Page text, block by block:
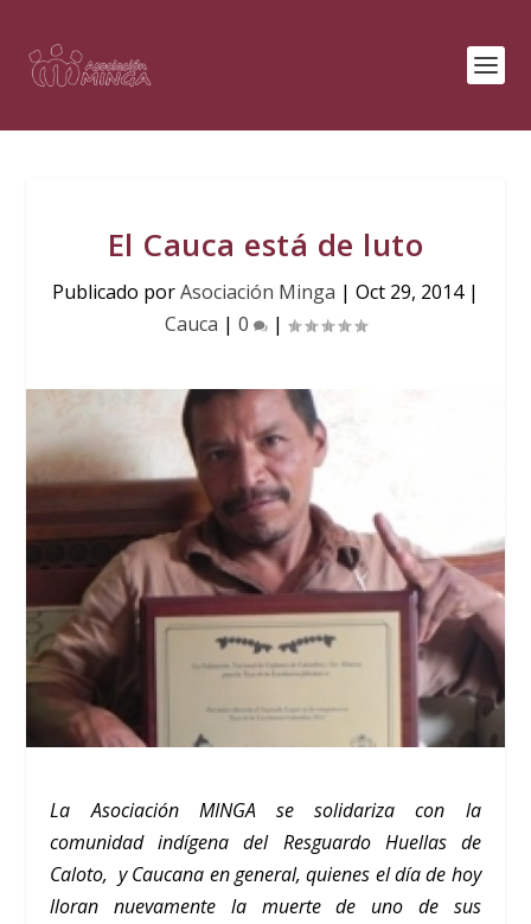
El Cauca está de luto
Publicado porAsociación Minga | Oct 29, 2014|
Cauca | 0 |
La Asociación MINGA se solidariza con la
comunidad indígena del Resguardo Huellas de
Caloto, y Caucana en general, quienes el día de hoy
lloran nuevamente la muerte de uno de sus